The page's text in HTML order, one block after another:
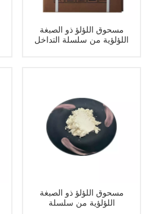
مسحوق اللؤلؤ ذو الصبغة
اللؤلؤية من سلسلة التداخل
مسحوق اللؤلؤ ذو الصبغة
اللؤلؤية من سلسلة